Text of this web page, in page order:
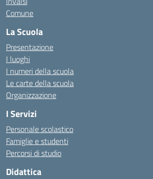
Comune
La Scuola
Presentazione
I luoghi
I numeri della scuola
Le carte della scuola
Organizzazione
I Servizi
Personale scolastico
Famiglie e studenti
Percorsi di studio
Didattica